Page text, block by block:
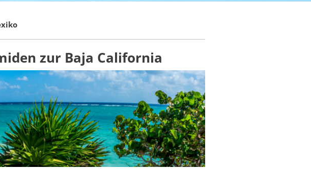
zur Baja California